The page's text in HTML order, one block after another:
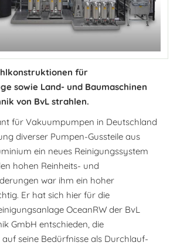
für
sowie Land- und Baumaschinen
von BvL strahlen.
für Vakuumpumpen in Deutschland
diverser Pumpen-Gussteile aus
ein neues Reinigungssystem
hohen Reinheits- und
war ihm ein hoher
Er hat sich hier für die
OceanRW der BvL
GmbH entschieden, die
seine Bedürfnisse als Durchlauf-